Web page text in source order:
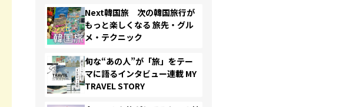
Next韓国旅 次の韓国旅行が
もっと楽しくなる 旅先・グル
メ・テクニック
旬な“あの人”が「旅」をテー
マに語るインタビュー連載 MY
TRAVEL STORY